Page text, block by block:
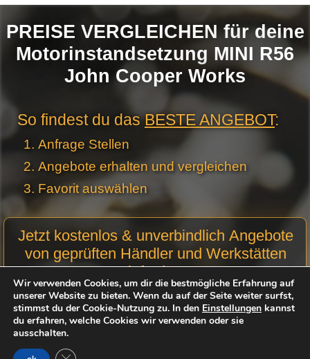
PREISE VERGLEICHEN für deine
Motorinstandsetzung MINI R56
John Cooper Works
So findest du dasBESTE ANGEBOT:
Anfrage Stellen
Angebote erhalten und vergleichen
Favorit auswählen
Anfrage
Stellen -
Produktseiten
Jetzt kostenlos & unverbindlich Angebote
von geprüften Händler und Werkstätten
einfordern:
Motorcode:
Wir verwenden Cookies, um dir die bestmögliche Erfahrung auf
unserer Website zu bieten. Wenn du auf der Seite weiter surfst,
stimmst du der Cookie-Nutzung zu. In den Einstellungen kannst
du erfahren, welche Cookies wir verwenden oder sie
ausschalten.
GDPR Cookie-Banner schließen